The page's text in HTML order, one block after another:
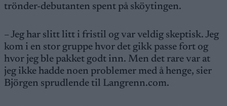
trönder-debutanten spent på sköytingen.
– Jeg har slitt litt i fristil og var veldig skeptisk. Jeg
kom i en stor gruppe hvor det gikk passe fort og
hvor jeg ble pakket godt inn. Men det rare var at
jeg ikke hadde noen problemer med å henge, sier
Björgen sprudlende til Langrenn.com.